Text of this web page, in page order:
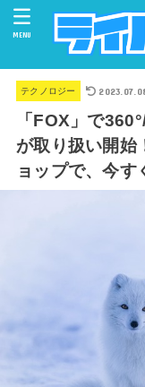
MENU
テクノロジー
「FOX」で
が取り扱い開始
ョップで、今す